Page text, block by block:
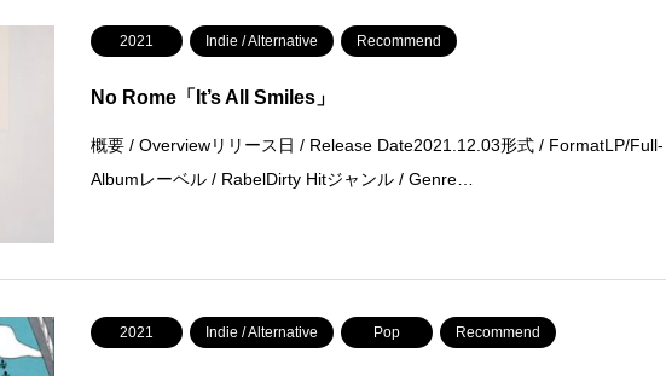
2021 Indie / Alternative Recommend
No Rome「It’s All Smiles」
概要 / Overviewリリース日 / Release Date2021.12.03形式 / FormatLP/Full-
Albumレーベル / RabelDirty Hitジャンル / Genre…
2021 Indie / Alternative Pop Recommend